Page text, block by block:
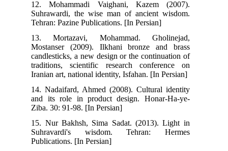
12. Mohammadi Vaighani, Kazem (2007).
Suhrawardi, the wise man of ancient wisdom.
Tehran: Pazine Publications. [In Persian]
13. Mortazavi, Mohammad. Gholinejad,
Mostanser (2009). Ilkhani bronze and brass
candlesticks, a new design or the continuation of
traditions, scientific research conference on
Iranian art, national identity, Isfahan. [In Persian]
14. Nadaifard, Ahmed (2008). Cultural identity
and its role in product design. Honar-Ha-ye-
Ziba. 30: 91-98. [In Persian]
15. Nur Bakhsh, Sima Sadat. (2013). Light in
Suhravardi's wisdom. Tehran: Hermes
Publications. [In Persian]